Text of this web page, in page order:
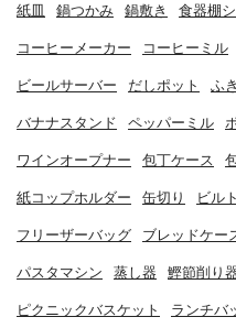
紙皿 鍋つかみ 鍋敷き 食器棚
コーヒーメーカー コーヒーミル
ビールサーバー だしポット ふ
バナナスタンド ペッパーミル
ワインオープナー 包丁ケース
紙コップホルダー 缶切り ビル
フリーザーバッグ ブレッドケー
パスタマシン 蒸し器 鰹節削り
ピクニックバスケット ランチバ